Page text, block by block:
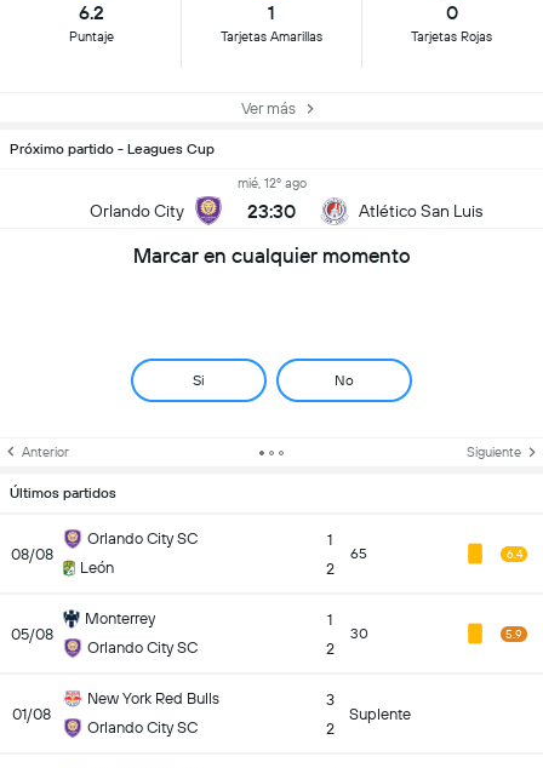
6.2
Puntaje
1
Tarjetas Amarillas
0
Tarjetas Rojas
Ver más
Próximo partido - Leagues Cup
Orlando City
mié, 12º ago
23:30 Atlético San Luis
Marcar en cualquier momento
Si No
Anterior Siguiente
Últimos partidos
08/08
Orlando City SC
León
1
2
65 6.4
05/08
Monterrey
Orlando City SC
1
2
30 5.9
01/08
New York Red Bulls
Orlando City SC
3
2
Suplente